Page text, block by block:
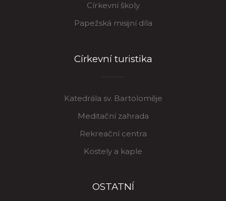
Církevní školy
Papežská misijní díla
Církevní turistika
Katedrála sv. Bartoloměje
Meditační zahrada
Rekreační centra
Kostely a kaple
OSTATNÍ